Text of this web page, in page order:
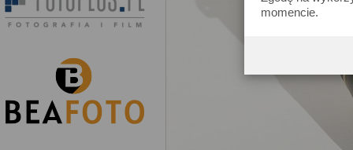
momencie.